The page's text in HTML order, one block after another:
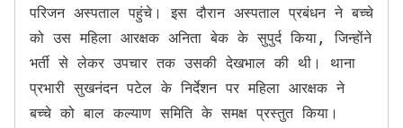
परिजन अस्पताल पहुंचे। इस दौरान अस्पताल प्रबंधन ने बच्चे
को उस महिला आरक्षक अनिता बेक के सुपुर्द किया, जिन्होंने
भर्ती से लेकर उपचार तक उसकी देखभाल की थी। थाना
प्रभारी सुखनंदन पटेल के निर्देशन पर महिला आरक्षक ने
बच्चे को बाल कल्याण समिति के समक्ष प्रस्तुत किया।